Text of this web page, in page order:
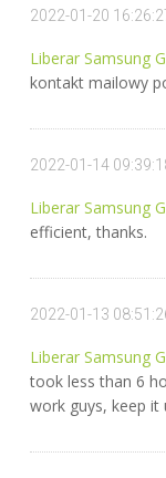
2022-01-20
Liberar Samsung
kontakt mailowy
2022-01-14
Liberar Samsung
efficient, thanks.
2022-01-13
Liberar Samsung
took less than 6
work guys, keep it